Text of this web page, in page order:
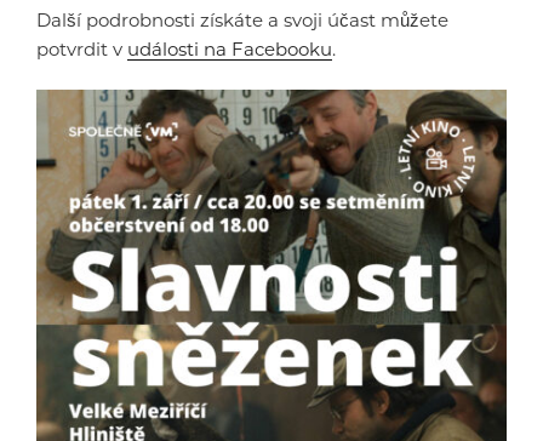
Další podrobnosti získáte a svoji účast můžete
potvrdit v události na Facebooku.